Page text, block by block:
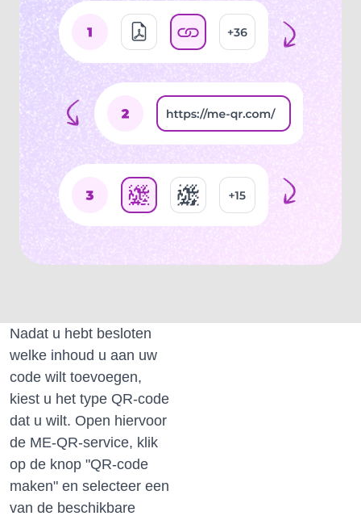
Nadat u hebt besloten
welke inhoud u aan uw
code wilt toevoegen,
kiest u het type QR-code
dat u wilt. Open hiervoor
de ME-QR-service, klik
op de knop "QR-code
maken" en selecteer een
van de beschikbare